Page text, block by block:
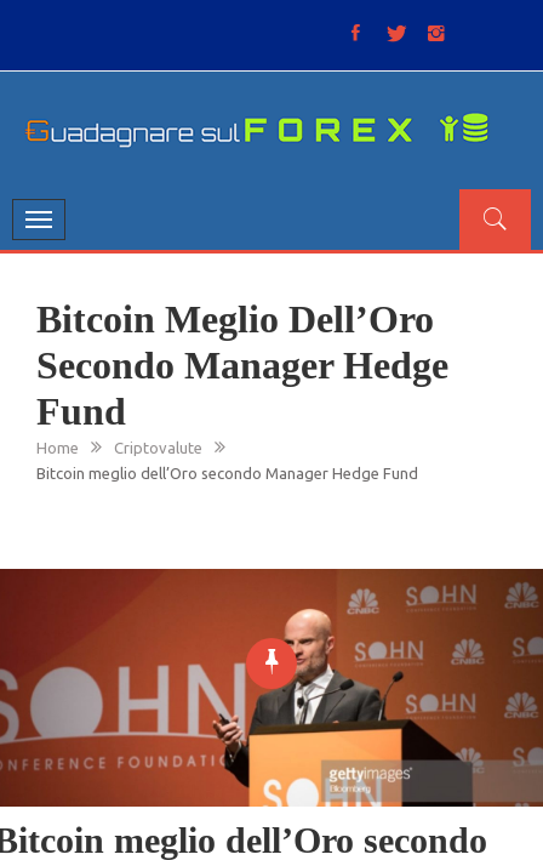
Toggle
navigation
Bitcoin Meglio Dell’Oro
Secondo Manager Hedge
Fund
Home
Criptovalute
Bitcoin meglio dell’Oro secondo Manager Hedge Fund
meglio dell’Oro secondo